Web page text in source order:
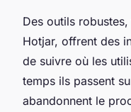
Des outils
Hotjar, offrent des
de suivre où les
temps ils passent
abandonnent le